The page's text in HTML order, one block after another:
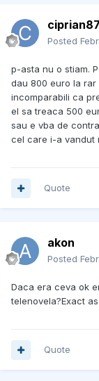
ciprian87
Posted
p-asta nu o stiam.
dau 800 euro la
incomparabili ca
el sa treaca 500
sau e vba de
cel care i-a vandut
Quote
akon
Posted
Daca era ceva ok
telenovela?Exact
Quote